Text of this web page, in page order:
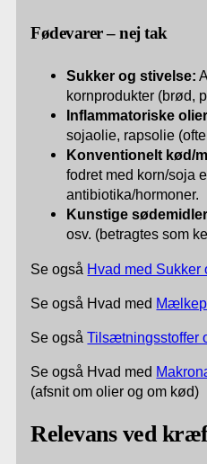
Fødevarer – nej tak
Sukker og stivelse:
kornprodukter (brød,
Inflammatoriske
sojaolie, rapsolie
Konventionelt kød/
fodret med korn/soja
antibiotika/hormoner.
Kunstige
osv. (betragtes som
Se også Hvad med Sukker
Se også Hvad med
Se ogsåTilsætningsstoffer
Se også Hvad med
(afsnit om olier og om kød)
Relevans ved